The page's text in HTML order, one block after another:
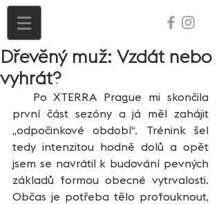
Dřevěný muž: Vzdát nebo
vyhrát?
první část sezóny a já měl zahájit
„odpočinkové období“. Trénink šel
tedy intenzitou hodně dolů a opět
jsem se navrátil k budování pevných
základů formou obecné vytrvalosti.
Občas je potřeba tělo profouknout,